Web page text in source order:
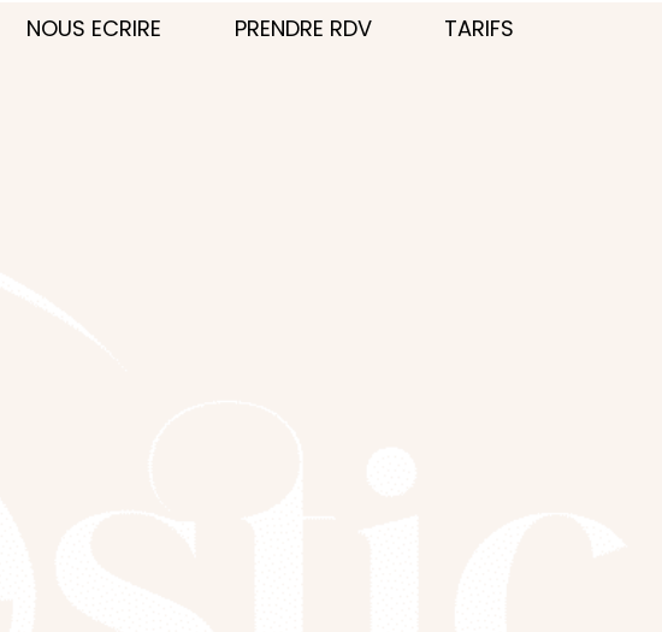
NOUS ECRIRE PRENDRE RDV TARIFS